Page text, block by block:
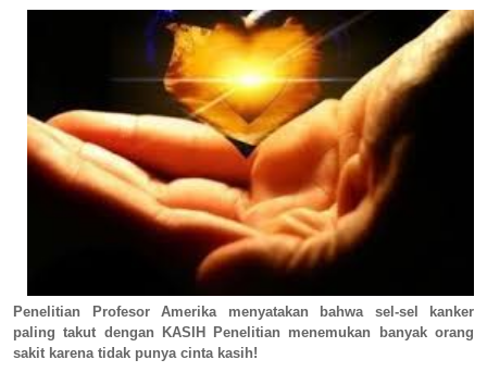
Penelitian Profesor Amerika menyatakan bahwa sel-sel kanker
paling takut dengan KASIH Penelitian menemukan banyak orang
sakit karena tidak punya cinta kasih!